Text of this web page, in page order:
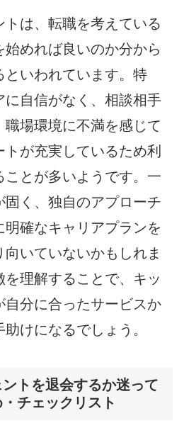
トは、転職を考えている
始めれば良いのか分から
といわれています。特
に自信がなく、相談相手
職場環境に不満を感じて
が充実しているため利
ことが多いようです。一
く、独自のアプローチ
明確なキャリアプランを
いていないかもしれま
理解することで、キッ
自分に合ったサービスか
けになるでしょう。
トを退会するか迷って
チェックリスト